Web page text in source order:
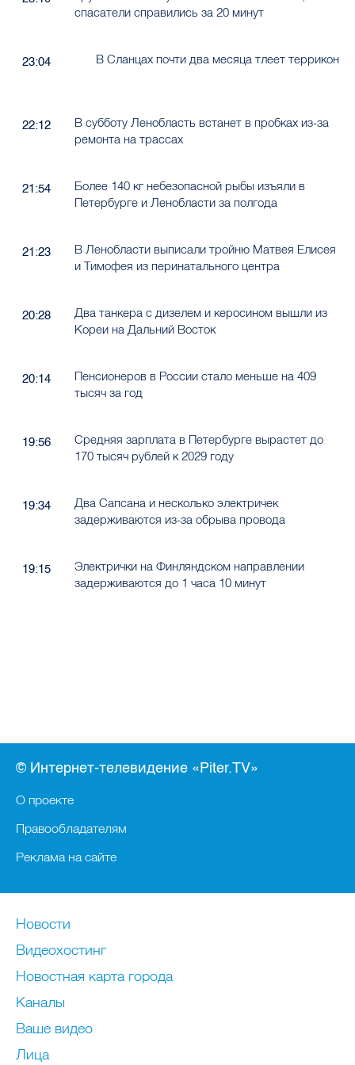
спасатели справились за 20 минут
23:04 В Сланцах почти два месяца тлеет террикон
22:12
В субботу Ленобласть встанет в пробках из-за
ремонта на трассах
21:54
Более 140 кг небезопасной рыбы изъяли в
Петербурге и Ленобласти за полгода
21:23
В Ленобласти выписали тройню Матвея Елисея
и Тимофея из перинатального центра
20:28
Два танкера с дизелем и керосином вышли из
Кореи на Дальний Восток
20:14
Пенсионеров в России стало меньше на 409
тысяч за год
19:56
Средняя зарплата в Петербурге вырастет до
170 тысяч рублей к 2029 году
19:34
Два Сапсана и несколько электричек
задерживаются из-за обрыва провода
19:15
Электрички на Финляндском направлении
задерживаются до 1 часа 10 минут
© Интернет-телевидение «Piter.TV»
О проекте
Правообладателям
Реклама на сайте
Новости
Видеохостинг
Новостная карта города
Каналы
Ваше видео
Лица